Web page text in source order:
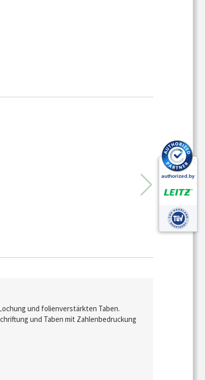
und folienverstärkten Taben.
und Taben mit Zahlenbedruckung